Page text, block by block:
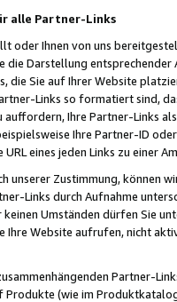
alle Partner-Links
oder Ihnen von uns
die Darstellung
die Sie auf Ihrer Website
Links so formatiert sind,
Ihre Partner-Links
Ihre Partner-ID
eines jeden Links zu einer
unserer Zustimmung, können
Links durch Aufnahme
Umständen dürfen Sie
Ihre Website aufrufen, nicht
Partner-
Produkte (wie im